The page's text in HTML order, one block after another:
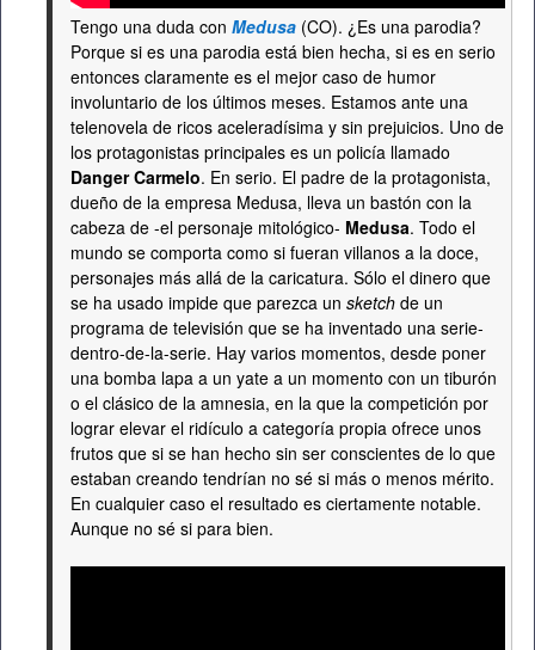
Tengo una duda con Medusa (CO). ¿Es una parodia?
Porque si es una parodia está bien hecha, si es en serio
entonces claramente es el mejor caso de humor
involuntario de los últimos meses. Estamos ante una
telenovela de ricos aceleradísima y sin prejuicios. Uno de
los protagonistas principales es un policía llamado
Danger Carmelo. En serio. El padre de la protagonista,
dueño de la empresa Medusa, lleva un bastón con la
cabeza de -el personaje mitológico- Medusa. Todo el
mundo se comporta como si fueran villanos a la doce,
personajes más allá de la caricatura. Sólo el dinero que
se ha usado impide que parezca un sketch de un
programa de televisión que se ha inventado una serie-
dentro-de-la-serie. Hay varios momentos, desde poner
una bomba lapa a un yate a un momento con un tiburón
o el clásico de la amnesia, en la que la competición por
lograr elevar el ridículo a categoría propia ofrece unos
frutos que si se han hecho sin ser conscientes de lo que
estaban creando tendrían no sé si más o menos mérito.
En cualquier caso el resultado es ciertamente notable.
Aunque no sé si para bien.